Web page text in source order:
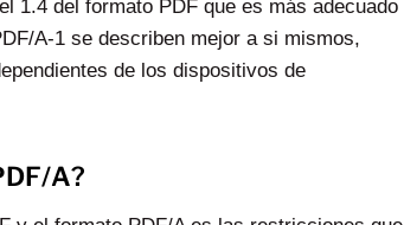
1.4 del formato PDF que es más adecuado
A-1 se describen mejor a si mismos,
de los dispositivos de
A?